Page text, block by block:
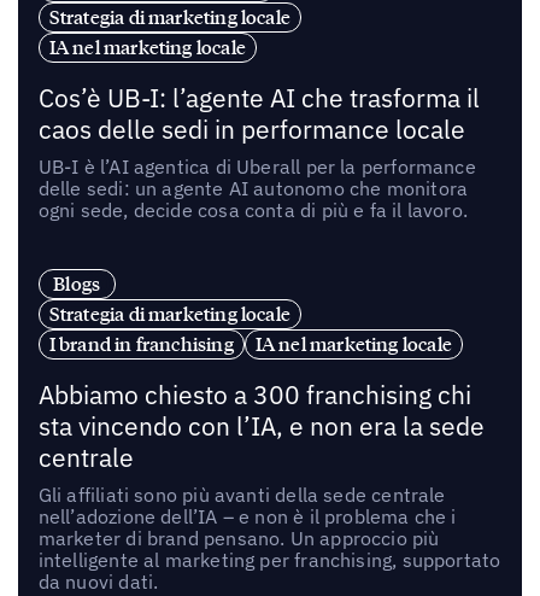
Strategia di marketing locale
IA nel marketing locale
Cos’è UB-I: l’agente AI che trasforma il
caos delle sedi in performance locale
UB-I è l’AI agentica di Uberall per la performance
delle sedi: un agente AI autonomo che monitora
ogni sede, decide cosa conta di più e fa il lavoro.
Blogs
Strategia di marketing locale
I brand in franchising
IA nel marketing locale
Abbiamo chiesto a 300 franchising chi
sta vincendo con l’IA, e non era la sede
centrale
Gli affiliati sono più avanti della sede centrale
nell’adozione dell’IA – e non è il problema che i
marketer di brand pensano. Un approccio più
intelligente al marketing per franchising, supportato
da nuovi dati.